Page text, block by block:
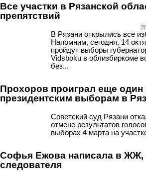
Все участки в Рязанской
препятствий
В Рязани открылись все
Напомним, сегодня, 14
пройдут выборы
Vidsboku в облизбиркоме
без...
Прохоров проиграл еще один
президентским выборам в
Советский суд Рязани
отмене результатов
выборах 4 марта на
Софья Ежова написала в ЖЖ,
следователя